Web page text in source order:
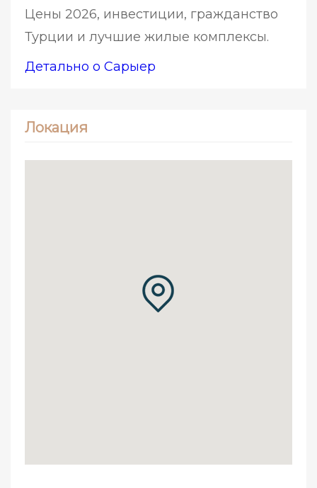
Цены 2026, инвестиции, гражданство
Турции и лучшие жилые комплексы.
Детально о Сарыер
Локация